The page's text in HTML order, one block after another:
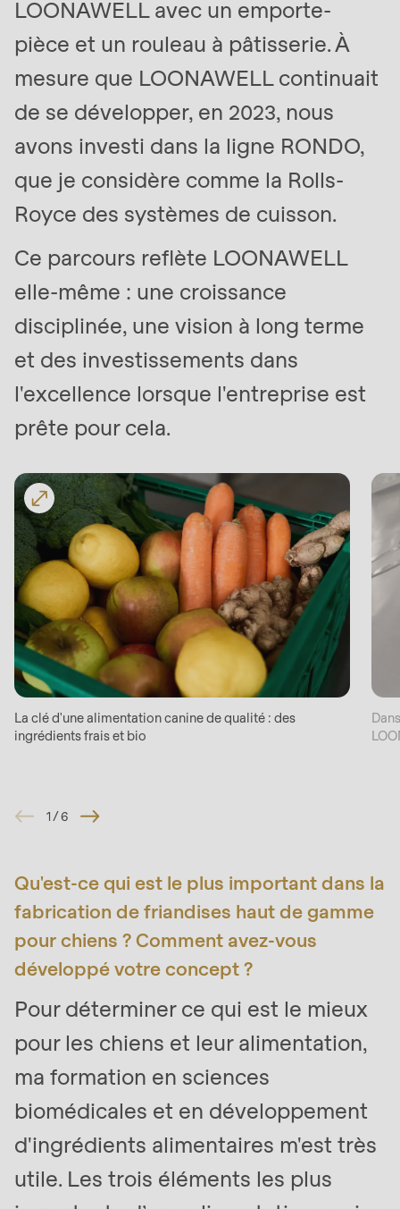
597
of
LOONAWELL avec un emporte-
pièce et un rouleau à pâtisserie. À
mesure que LOONAWELL continuait
de se développer, en 2023, nous
avons investi dans la ligne RONDO,
que je considère comme la Rolls-
Royce des systèmes de cuisson.
Ce parcours reflète LOONAWELL
elle-même : une croissance
disciplinée, une vision à long terme
et des investissements dans
l'excellence lorsque l'entreprise est
prête pour cela.
La clé d'une alimentation canine de qualité : des
ingrédients frais et bio
1 /6
Qu'est-ce qui est le plus important dans la
fabrication de friandises haut de gamme
pour chiens ? Comment avez-vous
développé votre concept ?
Pour déterminer ce qui est le mieux
pour les chiens et leur alimentation,
ma formation en sciences
biomédicales et en développement
d'ingrédients alimentaires m'est très
utile. Les trois éléments les plus